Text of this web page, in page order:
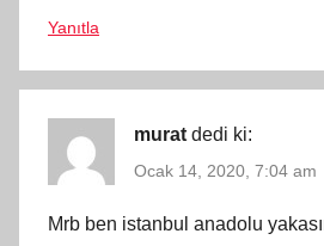
Yanıtla
murat dedi ki:
Ocak 14, 2020, 7:04 am
Mrb ben istanbul anadolu